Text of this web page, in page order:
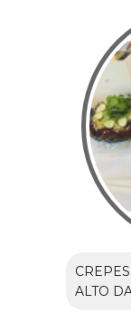
ALTO